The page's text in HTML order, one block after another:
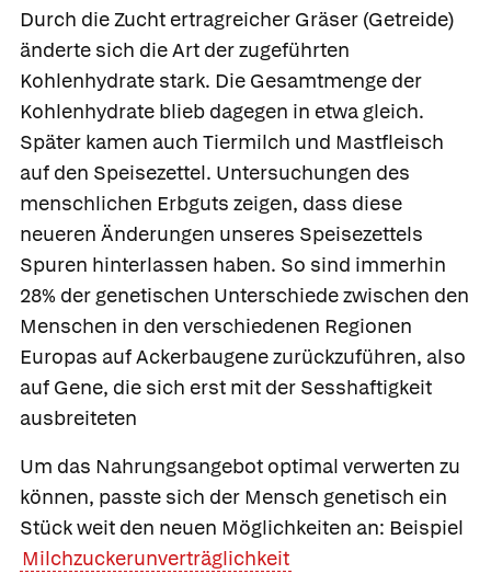
Durch die Zucht ertragreicher Gräser (Getreide)
änderte sich die Art der zugeführten
Kohlenhydrate stark. Die Gesamtmenge der
Kohlenhydrate blieb dagegen in etwa gleich.
Später kamen auch Tiermilch und Mastfleisch
auf den Speisezettel. Untersuchungen des
menschlichen Erbguts zeigen, dass diese
neueren Änderungen unseres Speisezettels
Spuren hinterlassen haben. So sind immerhin
28% der genetischen Unterschiede zwischen den
Menschen in den verschiedenen Regionen
Europas aufAckerbaugene zurückzuführen, also
auf Gene, die sich erst mit der Sesshaftigkeit
ausbreiteten
Um das Nahrungsangebot optimal verwerten zu
können, passte sich der Mensch genetisch ein
Stück weit den neuen Möglichkeiten an: Beispiel
Milchzuckerunverträglichkeit